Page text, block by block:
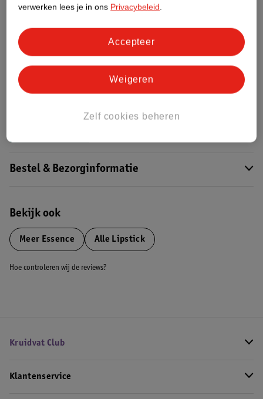
Productinformatie
Etiketinformatie
Nature Impact Score
Meer informatie
Bestel & Bezorginformatie
Bekijk ook
Meer Essence Alle Lipstick
Hoe controleren wij de reviews?
Kruidvat Club
Klantenservice
verwerken lees je in ons Privacybeleid.
Zelf cookies beheren
Weigeren
Accepteer